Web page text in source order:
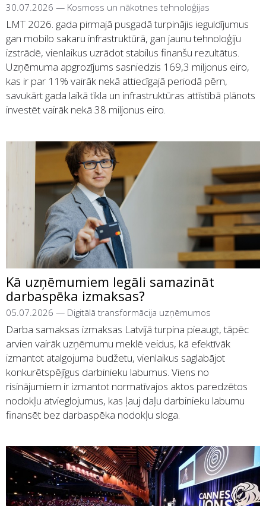
30.07.2026 — Kosmoss un nākotnes tehnoloģijas
LMT 2026. gada pirmajā pusgadā turpinājis ieguldījumus
gan mobilo sakaru infrastruktūrā, gan jaunu tehnoloģiju
izstrādē, vienlaikus uzrādot stabilus finanšu rezultātus.
Uzņēmuma apgrozījums sasniedzis 169,3 miljonus eiro,
kas ir par 11% vairāk nekā attiecīgajā periodā pērn,
savukārt gada laikā tīkla un infrastruktūras attīstībā plānots
investēt vairāk nekā 38 miljonus eiro.
Kā uzņēmumiem legāli samazināt
darbaspēka izmaksas?
05.07.2026 — Digitālā transformācija uzņēmumos
Darba samaksas izmaksas Latvijā turpina pieaugt, tāpēc
arvien vairāk uzņēmumu meklē veidus, kā efektīvāk
izmantot atalgojuma budžetu, vienlaikus saglabājot
konkurētspējīgus darbinieku labumus. Viens no
risinājumiem ir izmantot normatīvajos aktos paredzētos
nodokļu atvieglojumus, kas ļauj daļu darbinieku labumu
finansēt bez darbaspēka nodokļu sloga.